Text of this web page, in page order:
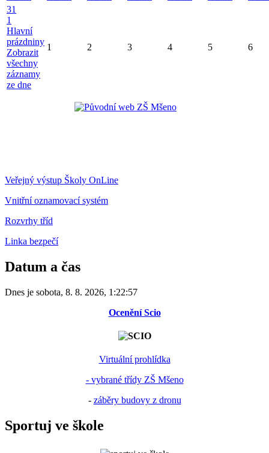
31
1
Hlavní
prázdniny
Zobrazit
všechny
záznamy
ze dne
1 2 3 4 5 6
Veřejný výstup Školy OnLine
Vnitřní oznamovací systém
Rozvrhy tříd
Linka bezpečí
Datum a čas
Dnes je sobota, 8. 8. 2026, 1:22:57
Ocenění Scio
Virtuální prohlídka
- vybrané třídy ZŠ Mšeno
- záběry budovy z dronu
Sportuj ve škole